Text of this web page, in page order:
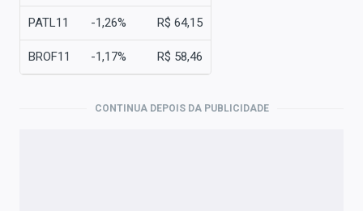
PATL11 -1,26% R$ 64,15
BROF11 -1,17% R$ 58,46
CONTINUA DEPOIS DA PUBLICIDADE